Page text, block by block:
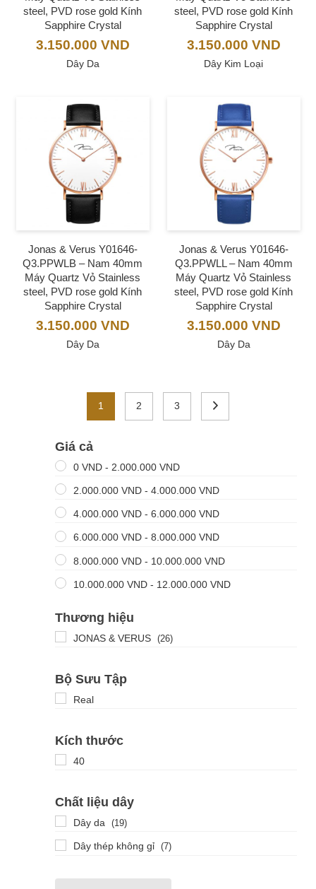
steel, PVD rose gold Kính
Sapphire Crystal
3.150.000 VND
Dây Da
steel, PVD rose gold Kính
Sapphire Crystal
3.150.000 VND
Dây Kim Loại
Jonas & Verus Y01646-
Q3.PPWLB – Nam 40mm
Máy Quartz Vỏ Stainless
steel, PVD rose gold Kính
Sapphire Crystal
3.150.000 VND
Dây Da
Jonas & Verus Y01646-
Q3.PPWLL – Nam 40mm
Máy Quartz Vỏ Stainless
steel, PVD rose gold Kính
Sapphire Crystal
3.150.000 VND
Dây Da
1 2 3
Giá cả
0 VND- 2.000.000 VND
2.000.000 VND- 4.000.000 VND
4.000.000 VND- 6.000.000 VND
6.000.000 VND- 8.000.000 VND
8.000.000 VND- 10.000.000 VND
10.000.000 VND- 12.000.000 VND
Thương hiệu
JONAS & VERUS (26)
Bộ Sưu Tập
Real
Kích thước
40
Chất liệu dây
Dây da (19)
Dây thép không gỉ (7)